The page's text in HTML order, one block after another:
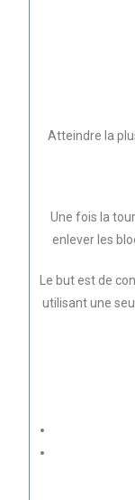
Atteindre la
Une fois la
enlever les
Le but est de
utilisant une